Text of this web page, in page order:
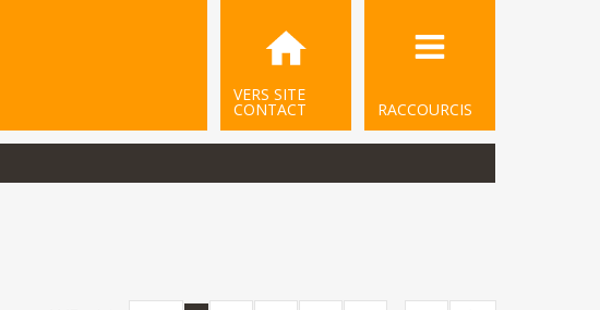
RACCOURCIS
VERS SITE
CONTACT